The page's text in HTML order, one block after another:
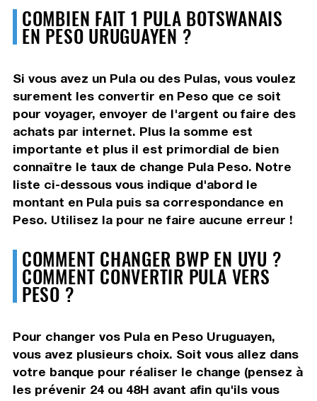
COMBIEN FAIT 1 PULA BOTSWANAIS
EN PESO URUGUAYEN ?
Si vous avez un Pula ou des Pulas, vous voulez
surement les convertir en Peso que ce soit
pour voyager, envoyer de l'argent ou faire des
achats par internet. Plus la somme est
importante et plus il est primordial de bien
connaître le taux de change Pula Peso. Notre
liste ci-dessous vous indique d'abord le
montant en Pula puis sa correspondance en
Peso. Utilisez la pour ne faire aucune erreur !
COMMENT CHANGER BWP EN UYU ?
COMMENT CONVERTIR PULA VERS
PESO ?
Pour changer vos Pula en Peso Uruguayen,
vous avez plusieurs choix. Soit vous allez dans
votre banque pour réaliser le change (pensez à
les prévenir 24 ou 48H avant afin qu'ils vous